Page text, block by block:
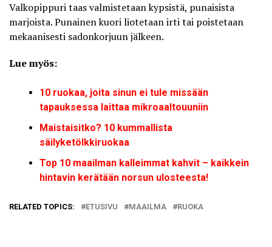
Valkopippuri taas valmistetaan kypsistä, punaisista
marjoista. Punainen kuori liotetaan irti tai poistetaan
mekaanisesti sadonkorjuun jälkeen.
Lue myös:
10 ruokaa, joita sinun ei tule missään
tapauksessa laittaa mikroaaltouuniin
Maistaisitko? 10 kummallista
säilyketölkkiruokaa
Top 10 maailman kalleimmat kahvit – kaikkein
hintavin kerätään norsun ulosteesta!
RELATED TOPICS: ETUSIVU MAAILMA RUOKA